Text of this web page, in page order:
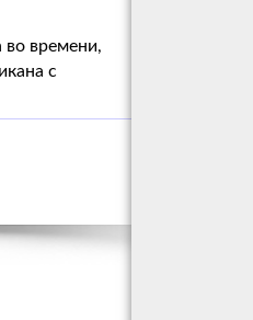
времени,
с